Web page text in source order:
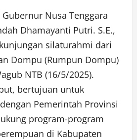
Nusa Tenggara
Dhamayanti Putri. S.E.,
silaturahmi dari
Dompu (Rumpun Dompu)
NTB (16/5/2025).
bertujuan untuk
Pemerintah Provinsi
program-program
di Kabupaten